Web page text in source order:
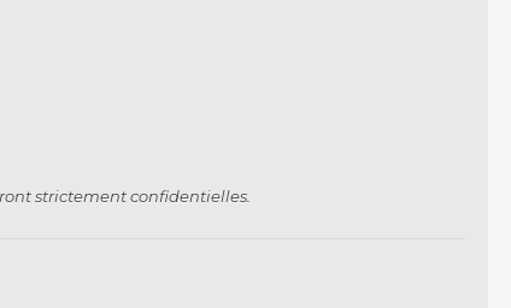
strictement confidentielles.